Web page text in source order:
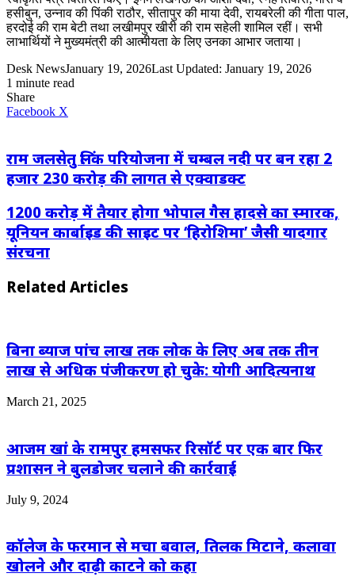
हसीबुन, उन्नाव की पिंकी राठौर, सीतापुर की माया देवी, रायबरेली की गीता पाल,
हरदोई की राम बेटी तथा लखीमपुर खीरी की राम सहेली शामिल रहीं। सभी
लाभार्थियों ने मुख्यमंत्री की आत्मीयता के लिए उनका आभार जताया।
Desk NewsJanuary 19, 2026Last Updated: January 19, 2026
1 minute read
Share
Facebook X
राम जलसेतु लिंक परियोजना में चम्बल नदी पर बन रहा 2
हजार 230 करोड़ की लागत से एक्वाडक्ट
1200 करोड़ में तैयार होगा भोपाल गैस हादसे का स्मारक,
यूनियन कार्बाइड की साइट पर ‘हिरोशिमा’ जैसी यादगार
संरचना
Related Articles
बिना ब्याज पांच लाख तक लोक के लिए अब तक तीन
लाख से अधिक पंजीकरण हो चुके: योगी आदित्‍यनाथ
March 21, 2025
आजम खां के रामपुर हमसफर रिसॉर्ट पर एक बार फिर
प्रशासन ने बुलडोजर चलाने की कार्रवाई
July 9, 2024
कॉलेज के फरमान से मचा बवाल, तिलक मिटाने, कलावा
खोलने और दाढ़ी काटने को कहा